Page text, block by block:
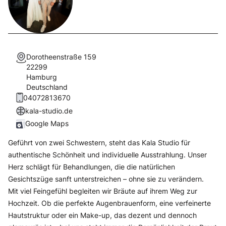
Dorotheenstraße 159
22299
Hamburg
Deutschland
04072813670
kala-studio.de
Google Maps
Geführt von zwei Schwestern, steht das Kala Studio für
authentische Schönheit und individuelle Ausstrahlung. Unser
Herz schlägt für Behandlungen, die die natürlichen
Gesichtszüge sanft unterstreichen – ohne sie zu verändern.
Mit viel Feingefühl begleiten wir Bräute auf ihrem Weg zur
Hochzeit. Ob die perfekte Augenbrauenform, eine verfeinerte
Hautstruktur oder ein Make-up, das dezent und dennoch